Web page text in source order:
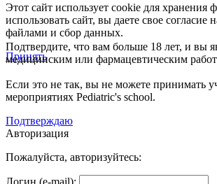
Этот сайт использует cookie для хранения
использовать сайт, вы даете свое согласие
файлами и сбор данных.
Принять
Подтвердите, что вам больше 18 лет, и вы
медицинским или фармацевтическим
Если это не так, вы не можете принимать
мероприятиях Pediatric's school.
Подтверждаю
Авторизация
Пожалуйста, авторизуйтесь:
Логин (e-mail):